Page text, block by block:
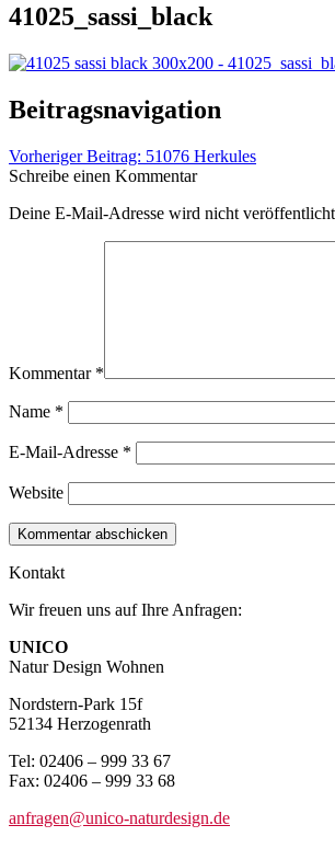
41025_sassi_black
Beitragsnavigation
Vorheriger Beitrag: 51076 Herkules
Schreibe einen Kommentar
Deine E-Mail-Adresse wird nicht
Kommentar *
Name *
E-Mail-Adresse *
Website
Kontakt
Wir freuen uns auf Ihre Anfragen:
UNICO
Natur Design Wohnen
Nordstern-Park 15f
52134 Herzogenrath
Tel: 02406 – 999 33 67
Fax: 02406 – 999 33 68
anfragen@unico-naturdesign.de